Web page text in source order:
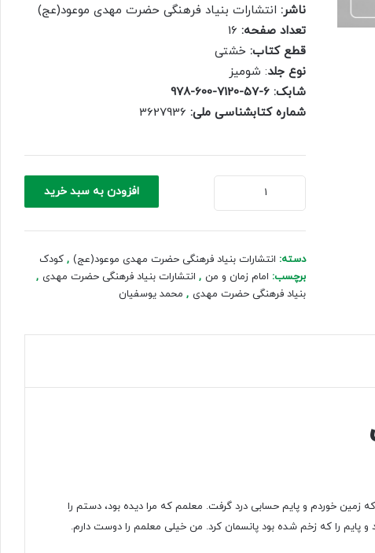
ناشر:انتشارات بنیاد فرهنگی حضرت مهدی موعود(عج)
تعداد صفحه:16
قطع کتاب:خشتی
نوع جلد: شومیز
شابک: 6-57-7120-600-978
شماره کتابشناسی ملی:3627936
من
عدد
افزودن به سبد خرید
دسته: انتشارات بنیاد فرهنگی حضرت مهدی موعود(عج) , کودک
برچسب: امام زمان و من , انتشارات بنیاد فرهنگی حضرت مهدی ,
بنیاد فرهنگی حضرت مهدی , محمد یوسفیان
خوردم و پایم حسابی درد گرفت. معلمم که مرا دیده بود، دستم را
و پایم را که زخم شده بود پانسمان کرد. من خیلی معلمم را دوست دارم.